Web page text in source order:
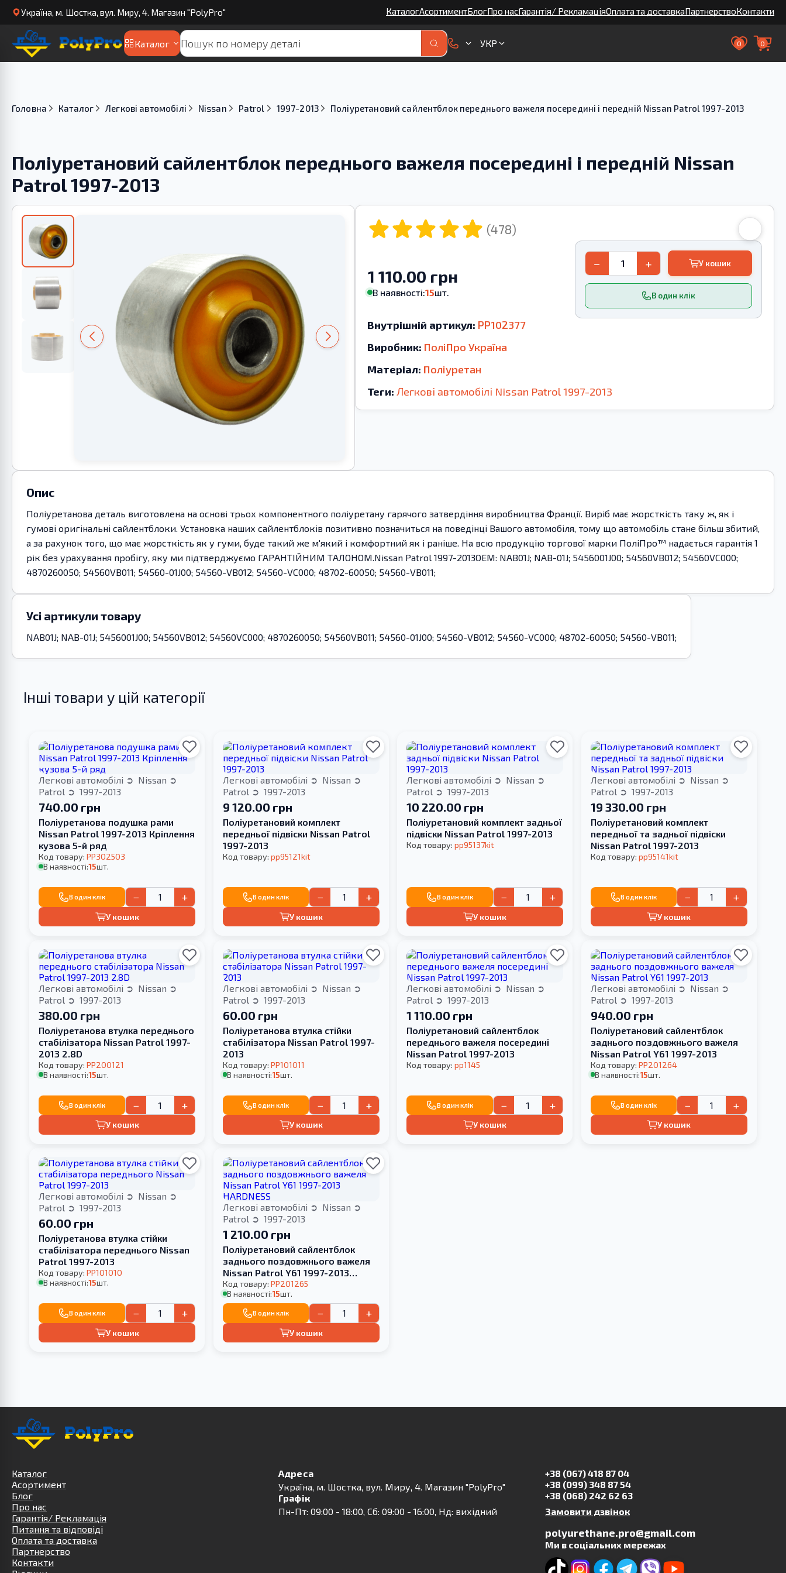
Українa, м. Шостка, вул. Миру, 4. Магазин "PolyPro" КаталогАсортиментБлогПро насГарантія/ РекламаціяОплата та доставкаПартнерствоКонтакти
Каталог УКР 0 0
Головна Каталог Легкові автомобілі Nissan Patrol 1997-2013 Поліуретановий сайлентблок переднього важеля посередині і передній Nissan Patrol 1997-2013
Поліуретановий сайлентблок переднього важеля посередині і передній Nissan
Patrol 1997-2013
(478)
1 110.00 грн
В наявності:15шт. В один клік
− + У кошик
Внутрішній артикул: PP102377
Виробник: ПоліПро Україна
Матеріал: Поліуретан
Теги: Легкові автомобілі Nissan Patrol1997-2013
Опис
Поліуретанова деталь виготовлена на основі трьох компонентного поліуретану гарячого затвердіння виробництва Франції. Виріб має жорсткість таку ж, як і
гумові оригінальні сайлентблоки. Установка наших сайлентблоків позитивно позначиться на поведінці Вашого автомобіля, тому що автомобіль стане більш збитий,
а за рахунок того, що має жорсткість як у гуми, буде такий же м'який і комфортний як і раніше. На всю продукцію торгової марки ПоліПро™ надається гарантія 1
рік без урахування пробігу, яку ми підтверджуємо ГАРАНТІЙНИМ ТАЛОНОМ.Nissan Patrol 1997-2013OEM: NAB01J; NAB-01J; 5456001J00; 54560VB012; 54560VC000;
4870260050; 54560VB011; 54560-01J00; 54560-VB012; 54560-VC000; 48702-60050; 54560-VB011;
Усі артикули товару
NAB01J; NAB-01J; 5456001J00; 54560VB012; 54560VC000; 4870260050; 54560VB011; 54560-01J00; 54560-VB012; 54560-VC000; 48702-60050; 54560-VB011;
Інші товари у цій категорії
Легкові автомобілі
Nissan
Patrol
1997-2013
740.00 грн
Поліуретанова подушка рами
Nissan Patrol 1997-2013 Кріплення
кузова 5-й ряд
Код товару:PP302503
В наявності:15шт.
В один клік − +
У кошик
Легкові автомобілі
Nissan
Patrol
1997-2013
9 120.00 грн
Поліуретановий комплект
передньої підвіски Nissan Patrol
1997-2013
Код товару: pp95121kit
В один клік − +
У кошик
Легкові автомобілі
Nissan
Patrol
1997-2013
10 220.00 грн
Поліуретановий комплект задньої
підвіски Nissan Patrol 1997-2013
Код товару:pp95137kit
В один клік − +
У кошик
Легкові автомобілі
Nissan
Patrol
1997-2013
19 330.00 грн
Поліуретановий комплект
передньої та задньої підвіски
Nissan Patrol 1997-2013
Код товару: pp95141kit
В один клік − +
У кошик
Легкові автомобілі
Nissan
Patrol
1997-2013
380.00 грн
Поліуретанова втулка переднього
стабілізатора Nissan Patrol 1997-
2013 2.8D
Код товару:PP200121
В наявності:15шт.
В один клік − +
У кошик
Легкові автомобілі
Nissan
Patrol
1997-2013
60.00 грн
Поліуретанова втулка стійки
стабілізатора Nissan Patrol 1997-
2013
Код товару: PP101011
В наявності:15шт.
В один клік − +
У кошик
Легкові автомобілі
Nissan
Patrol
1997-2013
1 110.00 грн
Поліуретановий сайлентблок
переднього важеля посередині
Nissan Patrol 1997-2013
Код товару:pp1145
В один клік − +
У кошик
Легкові автомобілі
Nissan
Patrol
1997-2013
940.00 грн
Поліуретановий сайлентблок
заднього поздовжнього важеля
Nissan Patrol Y61 1997-2013
Код товару: PP201264
В наявності:15шт.
В один клік − +
У кошик
Легкові автомобілі
Nissan
Patrol
1997-2013
60.00 грн
Поліуретанова втулка стійки
стабілізатора переднього Nissan
Patrol 1997-2013
Код товару:PP101010
В наявності:15шт.
В один клік − +
У кошик
Легкові автомобілі
Nissan
Patrol
1997-2013
1 210.00 грн
Поліуретановий сайлентблок
заднього поздовжнього важеля
Nissan Patrol Y61 1997-2013
HARDNESS
Код товару: PP201265
В наявності:15шт.
В один клік − +
У кошик
Каталог
Асортимент
Блог
Про нас
Гарантія/ Рекламація
Питання та відповіді
Оплата та доставка
Партнерство
Контакти
Адреса
Українa, м. Шостка, вул. Миру, 4. Магазин "PolyPro"
Графік
Пн-Пт: 09:00 - 18:00, Сб: 09:00 - 16:00, Нд: вихідний
+38 (067) 418 87 04
+38 (099) 348 87 54
+38 (068) 242 62 63
Замовити дзвінок
polyurethane.pro@gmail.com
Ми в соціальних мережах